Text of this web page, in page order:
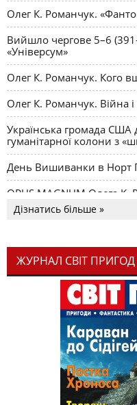
Олег К. Романчук.
Вийшло чергове 5–6
«Універсум»
Олег К. Романчук. Кого
Олег К. Романчук. Війна і
Українська громада США
гуманітарної колони з
День Вишиванки в Норт
OPUS MAGNUM Олега К.
Дізнатись більше »
ЖУРНАЛ СВІТ ПРИГОД